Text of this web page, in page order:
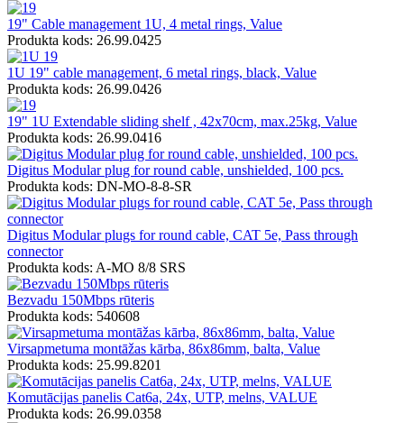
19" Cable management 1U, 4 metal rings, Value
Produkta kods: 26.99.0425
1U 19" cable management, 6 metal rings, black, Value
Produkta kods: 26.99.0426
19" 1U Extendable sliding shelf , 42x70cm, max.25kg, Value
Produkta kods: 26.99.0416
Digitus Modular plug for round cable, unshielded, 100 pcs.
Produkta kods: DN-MO-8-8-SR
Digitus Modular plugs for round cable, CAT 5e, Pass through
connector
Produkta kods: A-MO 8/8 SRS
Bezvadu 150Mbps rūteris
Produkta kods: 540608
Virsapmetuma montāžas kārba, 86x86mm, balta, Value
Produkta kods: 25.99.8201
Komutācijas panelis Cat6a, 24x, UTP, melns, VALUE
Produkta kods: 26.99.0358